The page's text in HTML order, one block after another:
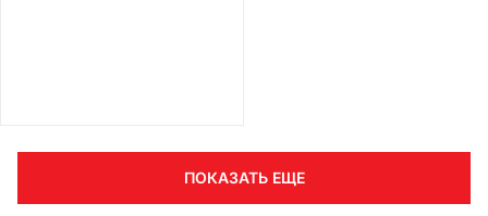
ПОКАЗАТЬ ЕЩЕ